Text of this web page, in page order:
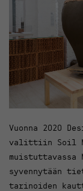
Vuonna 2020
valittiin Soil
muistuttavassa
syvennytään
tarinoiden